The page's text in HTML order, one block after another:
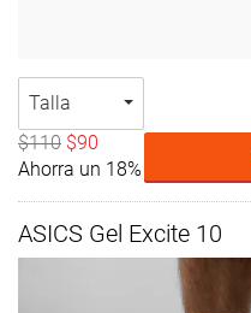
Talla
$110 $90
Ahorra un 18%
ASICS Gel Excite 10